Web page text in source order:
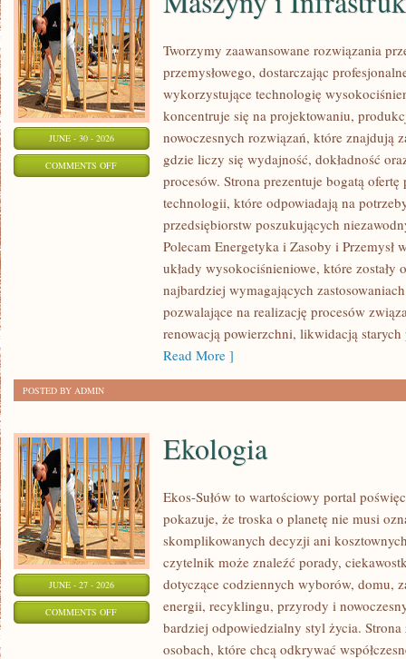
JUNE - 30 - 2026
COMMENTS OFFON
INFRASTRUKTURA
Tworzymy zaawansowane rozwiązania
przemysłowego, dostarczając
wykorzystujące technologię
koncentruje się na projektowaniu,
nowoczesnych rozwiązań, które znajdują
gdzie liczy się wydajność, dokładność
procesów. Strona prezentuje bogatą ofertę
technologii, które odpowiadają na
przedsiębiorstw poszukujących
Polecam Energetyka i Zasoby i Przemysł
układy wysokociśnieniowe, które zostały
najbardziej wymagających
pozwalające na realizację procesów
renowacją powierzchni, likwidacją
Read More ]
POSTED BY ADMIN
JUNE - 27 - 2026
COMMENTS OFFON
Ekologia
Ekos-Sułów to wartościowy portal
pokazuje, że troska o planetę nie musi
skomplikowanych decyzji ani
czytelnik może znaleźć porady,
dotyczące codziennych wyborów, domu,
energii, recyklingu, przyrody i
bardziej odpowiedzialny styl życia. Strona
osobach, które chcą odkrywać